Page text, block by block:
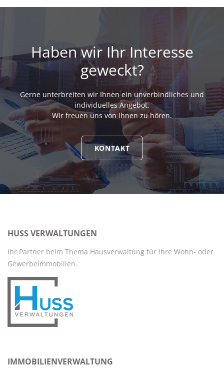
Haben wir Ihr Interesse
geweckt?
Gerne unterbreiten wir Ihnen ein unverbindliches und
individuelles Angebot.
Wir freuen uns von Ihnen zu hören.
KONTAKT
HUSS VERWALTUNGEN
Ihr Partner beim Thema Hausverwaltung für Ihre Wohn- oder
Gewerbeimmobilien.
IMMOBILIENVERWALTUNG